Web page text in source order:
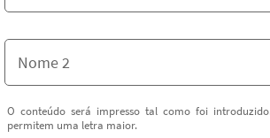
O conteúdo será impresso tal como foi
permitem uma letra maior.